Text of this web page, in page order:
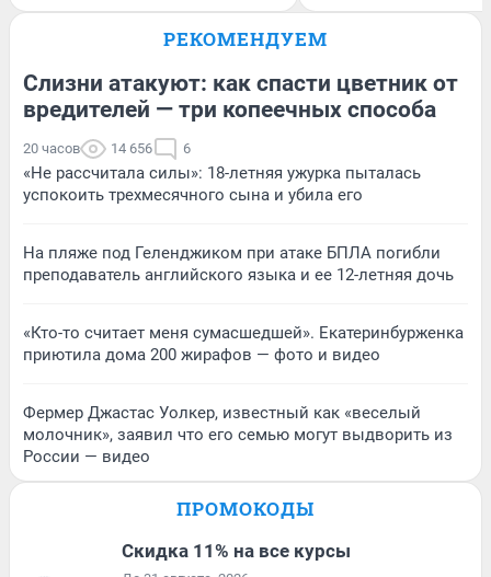
РЕКОМЕНДУЕМ
Слизни атакуют: как спасти цветник от
вредителей — три копеечных способа
20 часов 14 656 6
«Не рассчитала силы»: 18-летняя ужурка пыталась
успокоить трехмесячного сына и убила его
На пляже под Геленджиком при атаке БПЛА погибли
преподаватель английского языка и ее 12-летняя дочь
«Кто-то считает меня сумасшедшей». Екатеринбурженка
приютила дома 200 жирафов — фото и видео
Фермер Джастас Уолкер, известный как «веселый
молочник», заявил что его семью могут выдворить из
России — видео
ПРОМОКОДЫ
Скидка 11% на все курсы